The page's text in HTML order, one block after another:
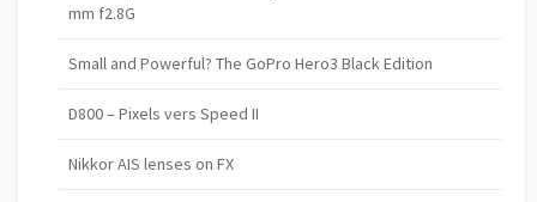
mm f2.8G
Small and Powerful? The GoPro Hero3 Black Edition
D800 – Pixels vers Speed II
Nikkor AIS lenses on FX